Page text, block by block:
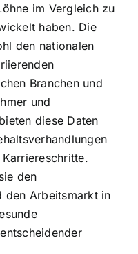
im Vergleich zu
haben. Die
den nationalen
Branchen und
und
diese Daten
den
den Arbeitsmarkt in